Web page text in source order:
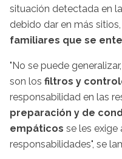
situación detectada en
debido dar en más
familiares que se
"No se puede
son los filtros y
responsabilidad en las
preparación y de
empáticos se les exige
responsabilidades", se